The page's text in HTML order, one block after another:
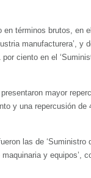
términos brutos,
manufacturera’,
ciento en el
mayor
y una repercusión
las de
y equipos’,